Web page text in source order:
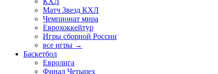
Матч Звезд КХЛ
Чемпионат мира
Еврохоккейтур
Игры сборной России
все игры →
Баскетбол
Евролига
Финал Четырех